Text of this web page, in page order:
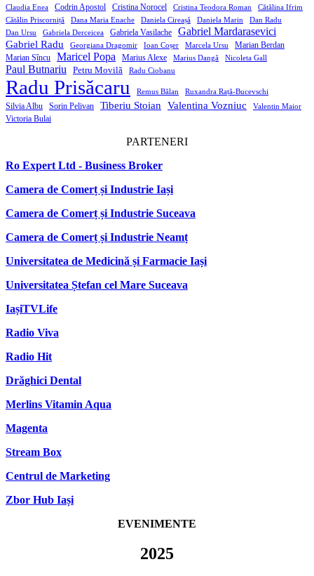
Claudia Enea Codrin Apostol Cristina Norocel Cristina Teodora Roman
Cătălina Ifrim
Cătălin Priscorniță
Dana Maria Enache Daniela Cireașă Daniela Marin
Dan Radu
Dan Ursu
Gabriela Derceicea Gabriela Vasilache Gabriel Mardarasevici
Gabriel Radu Georgiana Dragomir Ioan Coșer Marcela Ursu
Marian Berdan
Marian Sîncu
Maricel Popa Marius Alexe Marius Dangă Nicoleta Gall
Paul Butnariu Petru Movilă Radu Ciobanu
Radu Prisăcaru Remus Bălan Ruxandra Rață-Bucevschi
Silvia Albu Sorin Pelivan Tiberiu Stoian Valentina Vozniuc Valentin Maior
Victoria Bulai
PARTENERI
Ro Expert Ltd - Business Broker
Camera de Comerț și Industrie Iași
Camera de Comerț și Industrie Suceava
Camera de Comerț și Industrie Neamț
Universitatea de Medicină și Farmacie Iași
Universitatea Ștefan cel Mare Suceava
IașiTVLife
Radio Viva
Radio Hit
Drăghici Dental
Merlins Vitamin Aqua
Magenta
Stream Box
Centrul de Marketing
Zbor Hub Iași
EVENIMENTE
2025